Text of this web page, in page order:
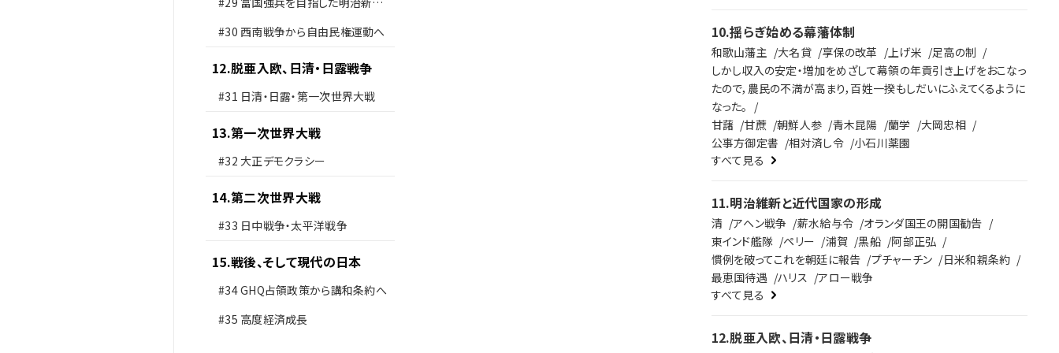
府
#30 西南戦争から自由民権運動へ
12.脱亜入欧、日清・日露戦争
#31 日清・日露・第一次世界大戦
13.第一次世界大戦
#32 大正デモクラシー
14.第二次世界大戦
#33 日中戦争・太平洋戦争
15.戦後、そして現代の日本
#34GHQ占領政策から講和条約へ
#35 高度経済成長
10.揺らぎ始める幕藩体制
和歌山藩主 大名貸 享保の改革 上げ米
足高の制
しかし収入の安定・増加をめざして幕領の年貢引き上げをおこなっ
たので，農民の不満が高まり，百姓一揆もしだいにふえてくるように
なった。
甘藷
甘蔗 朝鮮人参 青木昆陽 蘭学
大岡忠相
公事方御定書
相対済し令
小石川薬園
すべて見る
11.明治維新と近代国家の形成
清 アヘン戦争 薪水給与令
オランダ国王の開国勧告
東インド艦隊
ペリー 浦賀 黒船
阿部正弘
慣例を破ってこれを朝廷に報告
プチャーチン
日米和親条約
最恵国待遇
ハリス
アロー戦争
すべて見る
12.脱亜入欧、日清・日露戦争